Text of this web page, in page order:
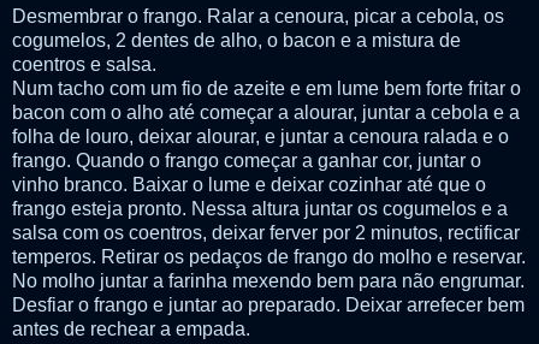
Desmembrar o frango. Ralar a cenoura, picar a cebola, os
cogumelos, 2 dentes de alho, o bacon e a mistura de
coentros e salsa.
Num tacho com um fio de azeite e em lume bem forte fritar o
bacon com o alho até começar a alourar, juntar a cebola e a
folha de louro, deixar alourar, e juntar a cenoura ralada e o
frango. Quando o frango começar a ganhar cor, juntar o
vinho branco. Baixar o lume e deixar cozinhar até que o
frango esteja pronto. Nessa altura juntar os cogumelos e a
salsa com os coentros, deixar ferver por 2 minutos, rectificar
temperos. Retirar os pedaços de frango do molho e reservar.
No molho juntar a farinha mexendo bem para não engrumar.
Desfiar o frango e juntar ao preparado. Deixar arrefecer bem
antes de rechear a empada.